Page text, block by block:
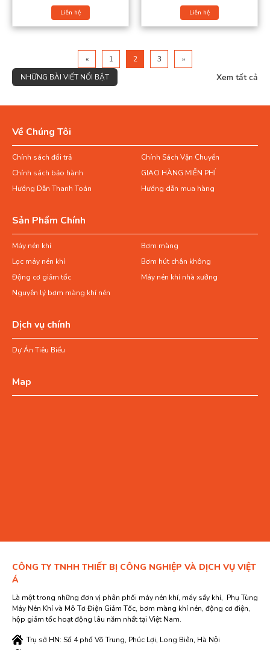
Liên hệ Liên hệ
« 1 2 3
»
NHỮNG BÀI VIẾT NỔI BẬT
Xem tất cả
Về Chúng Tôi
Chính sách đổi trả
Chính Sách Vận Chuyển
Chính sách bảo hành
GIAO HÀNG MIỄN PHÍ
Hướng Dẫn Thanh Toán
Hướng dẫn mua hàng
Sản Phẩm Chính
Máy nén khí
Bơm màng
Lọc máy nén khí
Bơm hút chân không
Động cơ giảm tốc
Máy nén khí nhà xưởng
Nguyên lý bơm màng khí nén
Dịch vụ chính
Dự Án Tiêu Biểu
Map
CÔNG TY TNHH THIẾT BỊ CÔNG NGHIỆP VÀ DỊCH VỤ VIỆT
Á
Là một trong những đơn vị phân phối máy nén khí, máy sấy khí, Phụ Tùng
Máy Nén Khí và Mô Tơ Điện Giảm Tốc, bơm màng khí nén, động cơ điện,
hộp giảm tốc hoạt động lâu năm nhất tại Việt Nam.
Trụ sở HN: Số 4 phố Võ Trung, Phúc Lợi, Long Biên, Hà Nội